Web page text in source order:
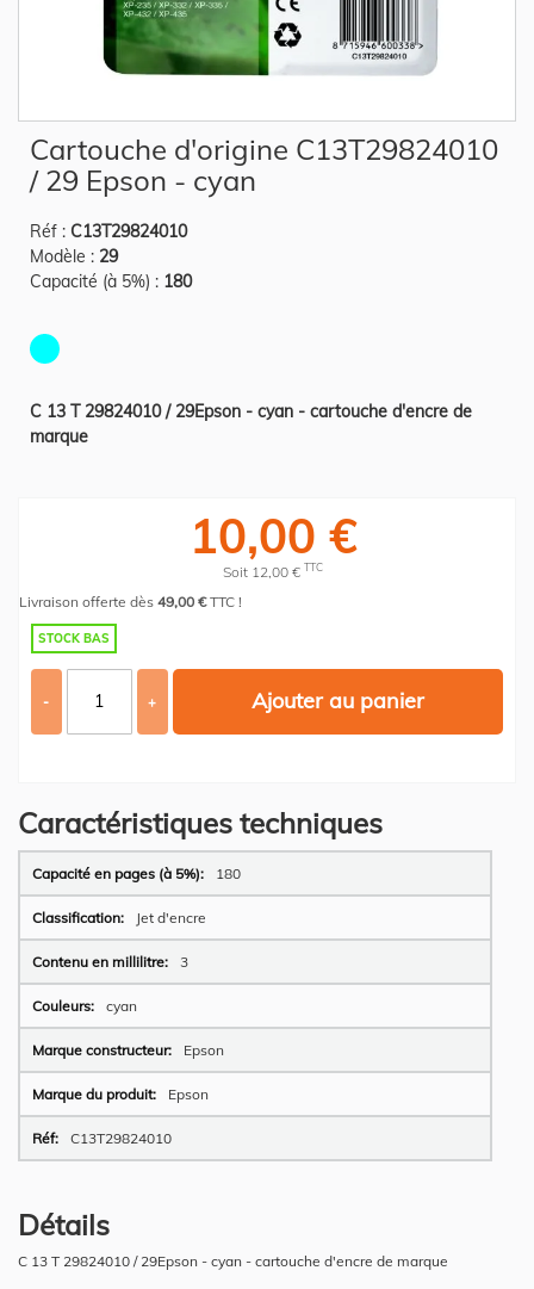
the
beginning
images
gallery
Cartouche d'origine C13T29824010
/ 29 Epson - cyan
Réf : C13T29824010
Modèle : 29
Capacité (à 5%) : 180
C 13 T 29824010 / 29Epson - cyan - cartouche d'encre de
marque
10,00 €
Soit 12,00 € TTC
Livraison offerte dès 49,00 €TTC !
STOCK BAS
- + Ajouter au panier
Caractéristiques techniques
Plus
d’information
180
Jet d'encre
3
cyan
Epson
Epson
C13T29824010
Détails
C 13 T 29824010 / 29Epson - cyan - cartouche d'encre de marque